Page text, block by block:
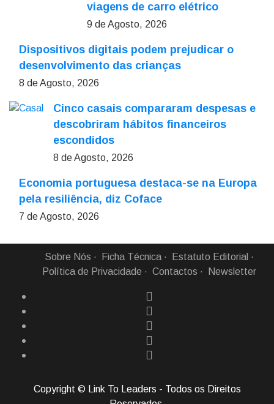
viagens de carro elétrico
9 de Agosto, 2026
Dispositivos digitais podem prejudicar o
desenvolvimento das crianças
8 de Agosto, 2026
Cinco casais compararam despesas e
descobriram hábitos financeiros
escondidos
8 de Agosto, 2026
Economia portuguesa destaca-se na Europa
pela resiliência, diz Coface
7 de Agosto, 2026
Sobre Nós Ficha Técnica
Estatuto Editorial
Política de Privacidade
Contactos Newsletter
Copyright © Link To Leaders - Todos os Direitos